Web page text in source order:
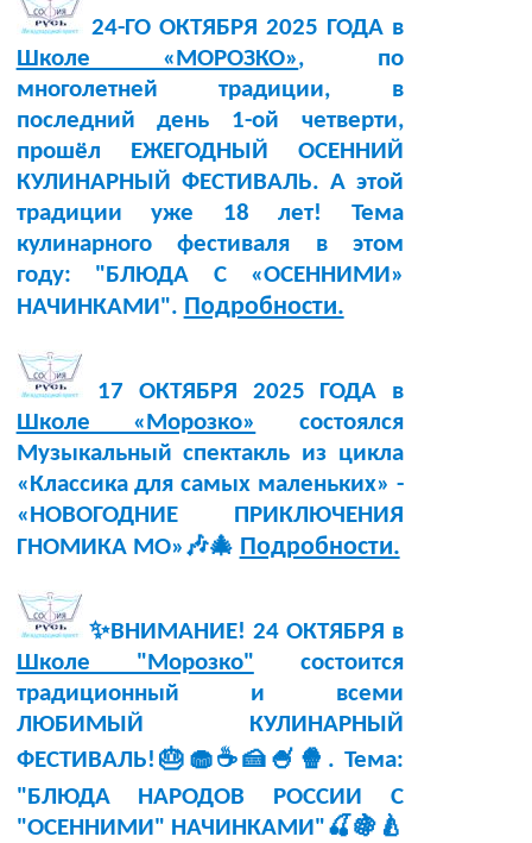
24-ГО ОКТЯБРЯ 2025 ГОДА в
Школе «МОРОЗКО», по
многолетней традиции, в
последний день 1-ой четверти,
прошёл ЕЖЕГОДНЫЙ ОСЕННИЙ
КУЛИНАРНЫЙ ФЕСТИВАЛЬ. А этой
традиции уже 18 лет! Тема
кулинарного фестиваля в этом
году: "БЛЮДА С «ОСЕННИМИ»
НАЧИНКАМИ". Подробности.
17 ОКТЯБРЯ 2025 ГОДА в
Школе «Морозко»
состоялся
Музыкальный спектакль из цикла
«Классика для самых маленьких» -
«НОВОГОДНИЕ ПРИКЛЮЧЕНИЯ
ГНОМИКА МО»🎶🎄 Подробности.
✨ВНИМАНИЕ! 24 ОКТЯБРЯ в
Школе "Морозко" состоится
традиционный и всеми
ЛЮБИМЫЙ КУЛИНАРНЫЙ
ФЕСТИВАЛЬ!🎂🧁☕🍰🍧🍿. Тема:
"БЛЮДА НАРОДОВ РОССИИ С
"ОСЕННИМИ" НАЧИНКАМИ"🍒🍇🍐